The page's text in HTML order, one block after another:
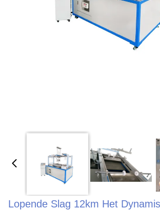
Lopende Slag 12km Het